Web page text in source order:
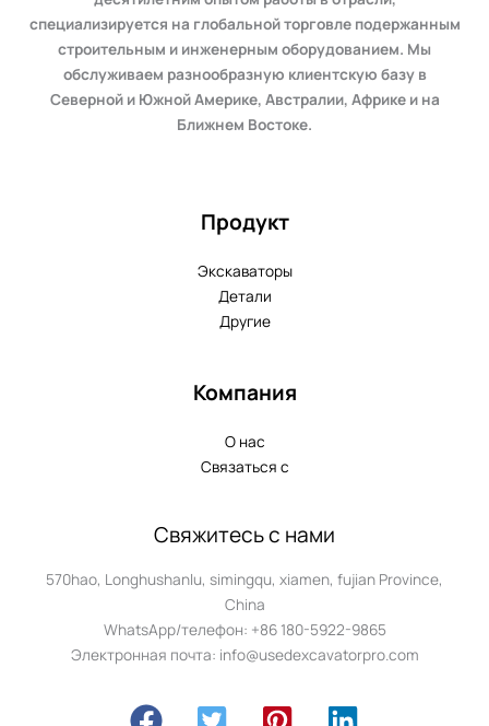
специализируется на глобальной торговле подержанным
строительным и инженерным оборудованием. Мы
обслуживаем разнообразную клиентскую базу в
Северной и Южной Америке, Австралии, Африке и на
Ближнем Востоке.
Продукт
Экскаваторы
Детали
Другие
Компания
О нас
Связаться с
Свяжитесь с нами
570hao, Longhushanlu, simingqu, xiamen, fujian Province,
China
WhatsApp/телефон: +86 180-5922-9865
Электронная почта: info@usedexcavatorpro.com